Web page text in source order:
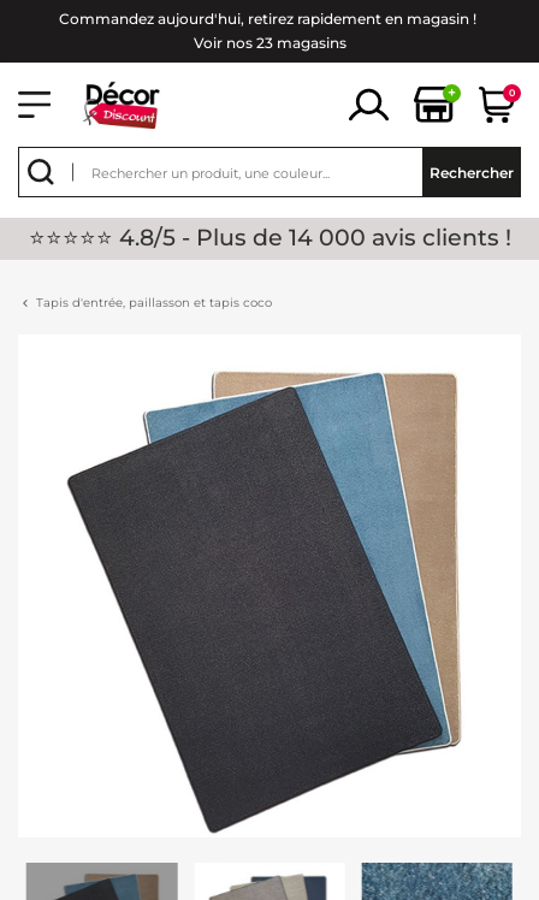
Commandez aujourd'hui, retirez rapidement en magasin !
Voir nos 23 magasins
+ 0
Rechercher
⭐⭐⭐⭐⭐ 4.8/5 - Plus de 14 000 avis clients !
Tapis d'entrée, paillasson et tapis coco